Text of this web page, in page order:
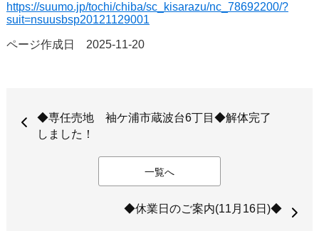
https://suumo.jp/tochi/chiba/sc_kisarazu/nc_78692200/?
suit=nsuusbsp20121129001
ページ作成日 2025-11-20
◆専任売地 袖ケ浦市蔵波台6丁目◆解体完了
しました！
一覧へ
◆休業日のご案内(11月16日)◆